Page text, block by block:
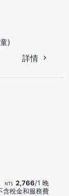
)
詳情
2,766/1 晚
含稅金和服務費